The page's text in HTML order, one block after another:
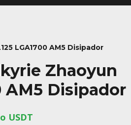
LGA1700 AM5 Disipador
Zhaoyun
AM5 Disipador
USDT